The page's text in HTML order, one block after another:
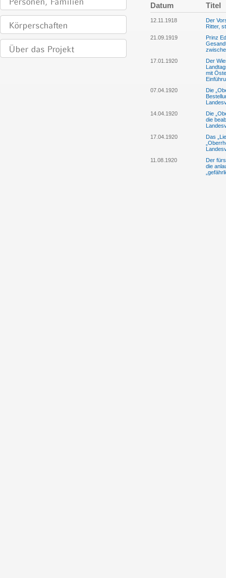
Datum Titel
12.11.1918
Der
Ritter,
21.09.1919
Prinz
17.01.1920
Der
mit
07.04.1920
Die
14.04.1920
Die
die
17.04.1920
Das
11.08.1920
Der
die